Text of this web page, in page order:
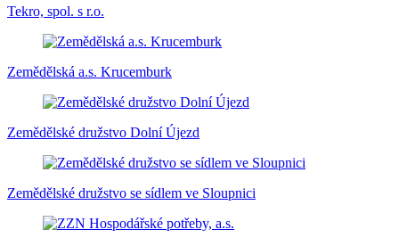
Tekro, spol. s r.o.
Zemědělská a.s. Krucemburk
Zemědělské družstvo Dolní Újezd
Zemědělské družstvo se sídlem ve Sloupnici